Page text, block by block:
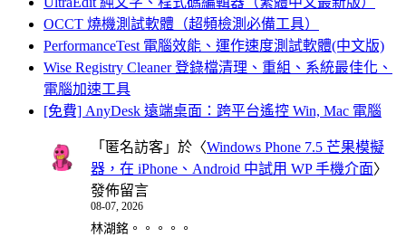
OCCT 燒機測試軟體（超頻檢測必備工具）
PerformanceTest 電腦效能、運作速度測試軟體(中文版)
Wise Registry Cleaner 登錄檔清理、重組、系統最佳化、
電腦加速工具
[免費] AnyDesk 遠端桌面：跨平台遙控 Win, Mac 電腦
「 匿名訪客 」於〈Windows Phone 7.5 芒果模擬
器，在 iPhone、Android 中試用 WP 手機介面〉
發佈留言
08-07, 2026
林湖銘。。。。。